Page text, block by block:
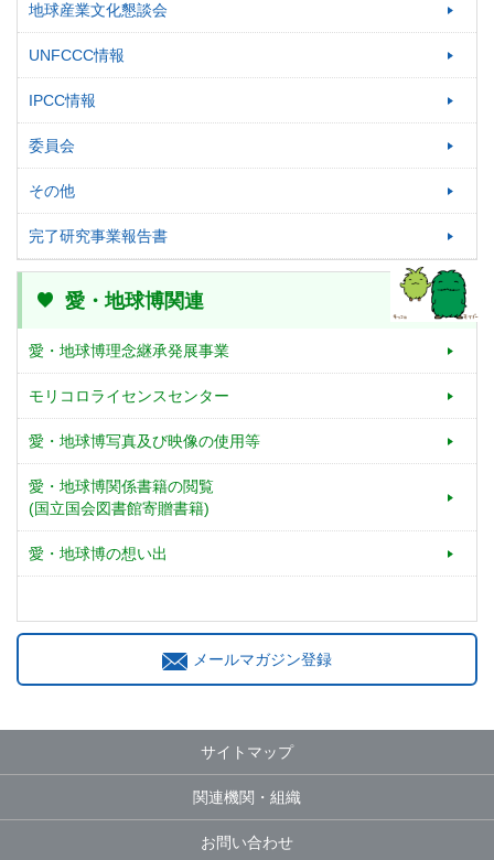
地球産業文化懇談会
UNFCCC情報
IPCC情報
委員会
その他
完了研究事業報告書
愛・地球博関連
愛・地球博理念継承発展事業
モリコロライセンスセンター
愛・地球博写真及び映像の使用等
愛・地球博関係書籍の閲覧
(国立国会図書館寄贈書籍)
愛・地球博の想い出
メールマガジン登録
サイトマップ
関連機関・組織
お問い合わせ